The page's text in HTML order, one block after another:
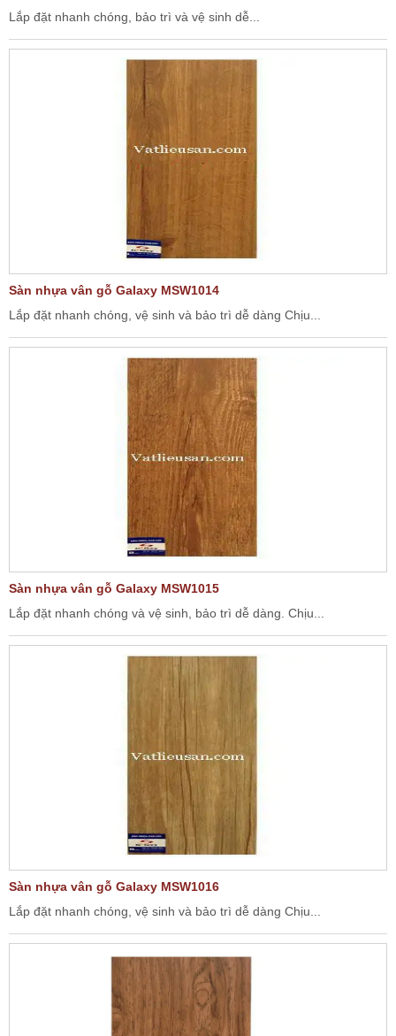
Lắp đặt nhanh chóng, bảo trì và vệ sinh dễ...
Sàn nhựa vân gỗ Galaxy MSW1014
Lắp đặt nhanh chóng, vệ sinh và bảo trì dễ dàng Chịu...
Sàn nhựa vân gỗ Galaxy MSW1015
Lắp đặt nhanh chóng và vệ sinh, bảo trì dễ dàng. Chịu...
Sàn nhựa vân gỗ Galaxy MSW1016
Lắp đặt nhanh chóng, vệ sinh và bảo trì dễ dàng Chịu...